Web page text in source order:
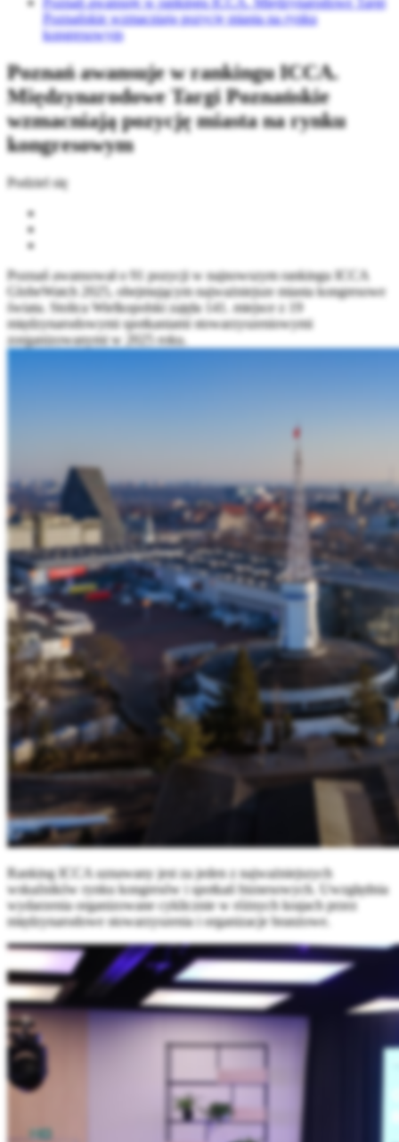
Poznańskie wzmacniają pozycję miasta na rynku
kongresowym
Poznań awansuje w rankingu ICCA.
Międzynarodowe Targi Poznańskie
wzmacniają pozycję miasta na rynku
kongresowym
Podziel się
Poznań awansował o 91 pozycji w najnowszym rankingu ICCA
GlobeWatch 2025, obejmującym najważniejsze miasta kongresowe
świata. Stolica Wielkopolski zajęła 141. miejsce z 19
międzynarodowymi spotkaniami stowarzyszeniowymi
zorganizowanymi w 2025 roku.
Ranking ICCA uznawany jest za jeden z najważniejszych
wskaźników rynku kongresów i spotkań biznesowych. Uwzględnia
wydarzenia organizowane cyklicznie w różnych krajach przez
międzynarodowe stowarzyszenia i organizacje branżowe.